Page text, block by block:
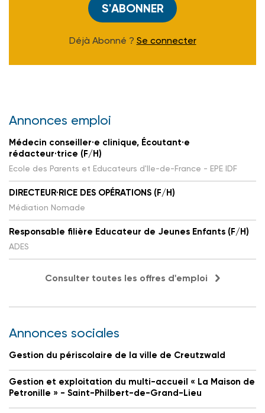
S'ABONNER
Déjà Abonné ? Se connecter
Annonces emploi
Médecin conseiller·e clinique, Écoutant·e
rédacteur·trice (F/H)
Ecole des Parents et Educateurs d'Ile-de-France - EPE IDF
DIRECTEUR·RICE DES OPÉRATIONS (F/H)
Médiation Nomade
Responsable filière Educateur de Jeunes Enfants (F/H)
ADES
Consulter toutes les offres d'emploi
Annonces sociales
Gestion du périscolaire de la ville de Creutzwald
Gestion et exploitation du multi-accueil « La Maison de
Petronille » - Saint-Philbert-de-Grand-Lieu